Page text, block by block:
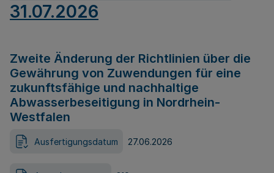
31.07.2026
Zweite Änderung der Richtlinien über die
Gewährung von Zuwendungen für eine
zukunftsfähige und nachhaltige
Abwasserbeseitigung in Nordrhein-
Westfalen
Ausfertigungsdatum 27.06.2026